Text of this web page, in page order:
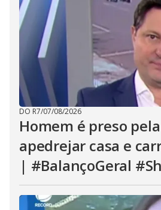
DO R7/07/08/2026
Homem é preso
apedrejar casa e
| #BalançoGeral